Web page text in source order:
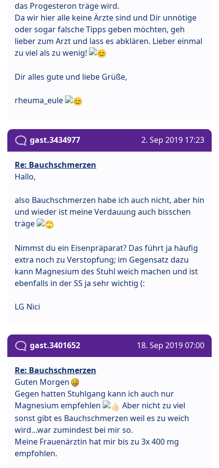
das Progesteron träge wird.
Da wir hier alle keine Ärzte sind und Dir unnötige
oder sogar falsche Tipps geben möchten, geh
lieber zum Arzt und lass es abklären. Lieber einmal
zu viel als zu wenig!
Dir alles gute und liebe Grüße,
rheuma_eule
gast.3434977 2. Sep 2019 17:23
Re: Bauchschmerzen
Hallo,
also Bauchschmerzen habe ich auch nicht, aber hin
und wieder ist meine Verdauung auch bisschen
träge
Nimmst du ein Eisenpräparat? Das führt ja häufig
extra noch zu Verstopfung; im Gegensatz dazu
kann Magnesium des Stuhl weich machen und ist
ebenfalls in der SS ja sehr wichtig (:
LG Nici
gast.3401652 18. Sep 2019 07:00
Re: Bauchschmerzen
Guten Morgen
Gegen hatten Stuhlgang kann ich auch nur
Magnesium empfehlen
Aber nicht zu viel
sonst gibt es Bauchschmerzen weil es zu weich
wird...war zumindest bei mir so.
Meine Frauenärztin hat mir bis zu 3x 400 mg
empfohlen.